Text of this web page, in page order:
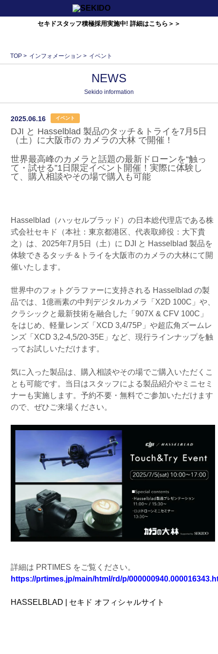
セキドスタッフ積極採用実施中! 詳細はこちら＞＞
TOP > インフォメーション > イベント
NEWS
Sekido information
2025.06.16 イベント
DJI と Hasselblad 製品のタッチ＆トライを7月5日
（土）に大阪市の カメラの大林 で開催！
世界最高峰のカメラと話題の最新ドローンを“触っ
て・試せる”1日限定イベント開催！実際に体験し
て、購入相談やその場で購入も可能
Hasselblad（ハッセルブラッド）の日本総代理店である株
式会社セキド（本社：東京都港区、代表取締役：大下貴
之）は、2025年7月5日（土）に DJI と Hasselblad 製品を
体験できるタッチ＆トライを大阪市のカメラの大林にて開
催いたします。
世界中のフォトグラファーに支持される Hasselblad の製
品では、1億画素の中判デジタルカメラ「X2D 100C」や、
クラシックと最新技術を融合した「907X & CFV 100C」
をはじめ、軽量レンズ「XCD 3,4/75P」や超広角ズームレ
ンズ「XCD 3,2-4,5/20-35E」など、現行ラインナップを触
ってお試しいただけます。
気に入った製品は、購入相談やその場でご購入いただくこ
とも可能です。当日はスタッフによる製品紹介やミニセミ
ナーも実施します。予約不要・無料でご参加いただけます
ので、ぜひご来場ください。
詳細は PRTIMES をご覧ください。
https://prtimes.jp/main/html/rd/p/
HASSELBLAD | セキド オフィシャルサイト